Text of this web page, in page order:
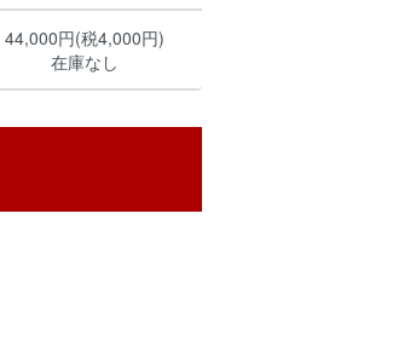
44,000円(税4,000円)
在庫なし